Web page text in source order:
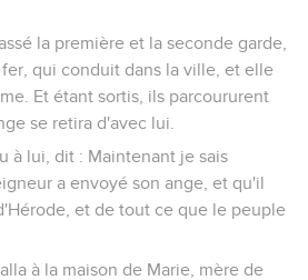
la première et la seconde garde,
qui conduit dans la ville, et elle
Et étant sortis, ils parcoururent
se retira d'avec lui.
à lui, dit : Maintenant je sais
a envoyé son ange, et qu'il
et de tout ce que le peuple
à la maison de Marie, mère de